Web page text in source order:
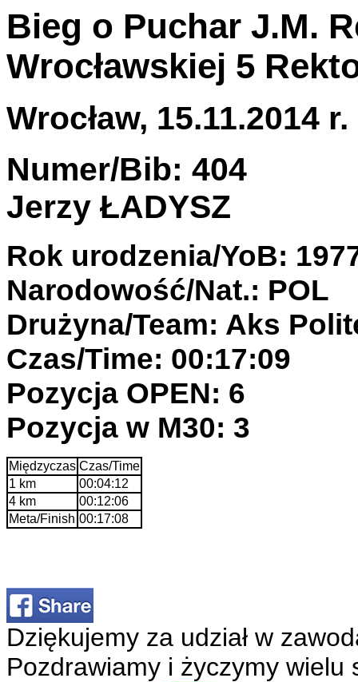
Bieg o Puchar J.M.
Wrocławskiej 5
Wrocław, 15.11.2014 r.
Numer/Bib: 404
Jerzy ŁADYSZ
Rok urodzenia/YoB:
Narodowość/Nat.: POL
Drużyna/Team: Aks
Czas/Time: 00:17:09
Pozycja OPEN: 6
Pozycja w M30: 3
Międzyczas Czas/Time
1 km
00:04:12
4 km
00:12:06
Meta/Finish 00:17:08
Dziękujemy za udział w
Pozdrawiamy i życzymy wielu